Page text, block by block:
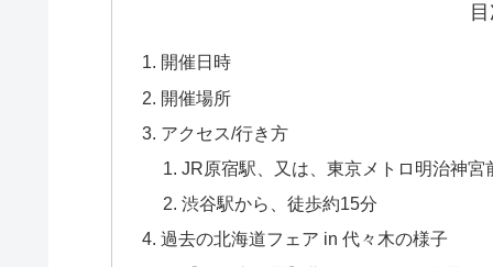
開催日時
開催場所
アクセス/行き方
JR原宿駅、又は、東京メトロ明治神宮
渋谷駅から、徒歩約15分
過去の北海道フェア in 代々木の様子